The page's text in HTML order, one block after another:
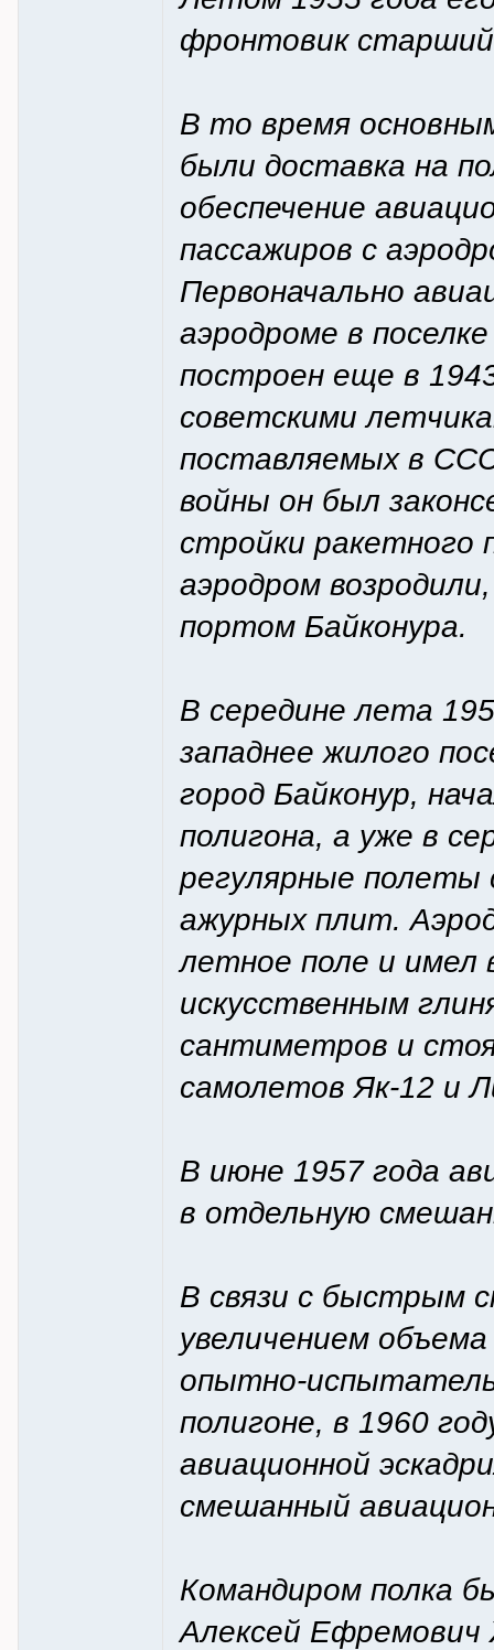
фронтовик
В то время
были доставка на
обеспечение
пассажиров с
Первоначально
аэродроме в
построен еще в
советскими
поставляемых в
войны он был
стройки ракетного
аэродром
портом Байконура.
В середине лета
западнее жилого
город Байконур,
полигона, а уже в
регулярные полеты
ажурных плит.
летное поле и имел
искусственным
сантиметров и
самолетов Як-12 и
В июне 1957 года
в отдельную
В связи с быстрым
увеличением
опытно-
полигоне, в 1960
авиационной
смешанный
Командиром полка
Алексей Ефремович